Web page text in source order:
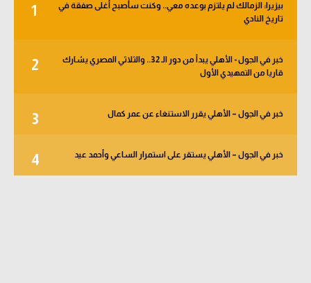
1
بيزيرا: الزمالك لم يلتزم بوعده معي.. وكنت سأصبح أغلى صفقة في
تاريخ النادي
2
خبر في الجول - الأهلي يبدأ من دور الـ 32.. والثلاثي المصري يشارك
قاريا من التمهيدي الأول
3 خبر في الجول – الأهلي يقرر الاستنغاء عن عمر كمال
4 خبر في الجول – الأهلي يستقر على استمرار الساعي وأحمد عيد